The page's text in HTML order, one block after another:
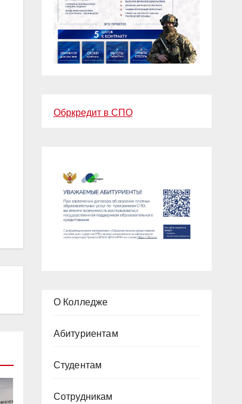
Обркредит в СПО
О Колледже
Абитуриентам
Студентам
Сотрудникам